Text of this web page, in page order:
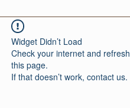
Widget Didn’t Load
Check your internet and refresh
this page.
If that doesn’t work, contact us.